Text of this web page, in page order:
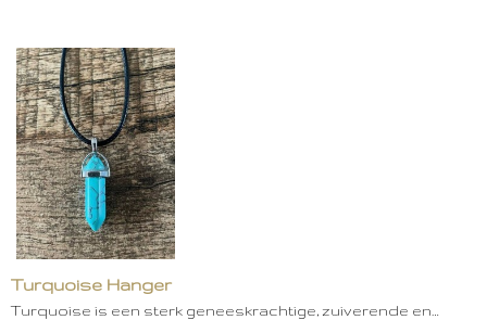
Turquoise Hanger
Turquoise is een sterk geneeskrachtige, zuiverende en…